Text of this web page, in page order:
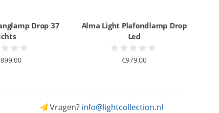
Drop 37
Alma Light Plafondlamp Drop
Led
€979,00
Vragen? info@lightcollection.nl